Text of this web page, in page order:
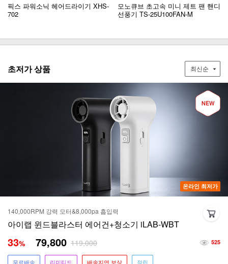
픽스 파워소닉 헤어드라이기 XHS-
702
모노큐브 초고속 미니 제트 팬 핸디
선풍기 TS-25U100FAN-M
초저가 상품
온라인 최저가
140,000RPM 강력 모터&8,000pa 흡입력
아이랩 윈드블라스터 에어건+청소기 iLAB-WBT
525
33% 79,800 119,000
무료배송 리미티드 배송지연 보상 적립